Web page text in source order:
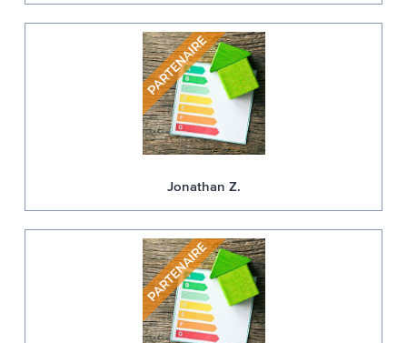
Jonathan Z.